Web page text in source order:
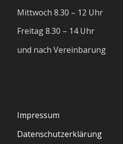
Mittwoch 8.30 – 12 Uhr
Freitag 8.30 – 14 Uhr
und nach Vereinbarung
Impressum
Datenschutzerklärung